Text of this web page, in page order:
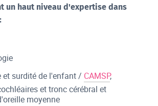
un haut niveau d'expertise dans
et surdité de l'enfant / CAMSP,
et tronc cérébral et
moyenne